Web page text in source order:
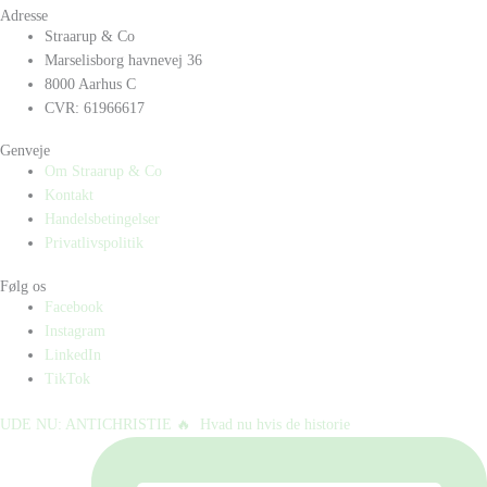
Adresse
Straarup & Co
Marselisborg havnevej 36
8000 Aarhus C
CVR: 61966617
Genveje
Om Straarup & Co
Kontakt
Handelsbetingelser
Privatlivspolitik
Følg os
Facebook
Instagram
LinkedIn
TikTok
UDE NU: ANTICHRISTIE 🔥⁠ ⁠ Hvad nu hvis de historie